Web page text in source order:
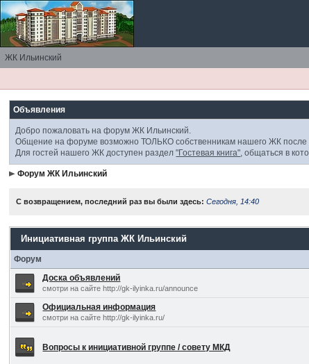
ЖК Ильинский
Объявления
Добро пожаловать на форум ЖК Ильинский.
Общение на форуме возможно ТОЛЬКО собственникам нашего ЖК
Для гостей нашего ЖК доступен раздел"Гостевая книга", общаться в
Форум ЖК Ильинский
С возвращением, последний раз вы были здесь:Сегодня, 14:40
Инициативная группа ЖК Ильинский
Форум
Доска объявлений
смотри на сайте http://gk-ilyinka.ru/announce
Официальная информация
смотри на сайте http://gk-ilyinka.ru/
Вопросы к инициативной группе / совету МКД